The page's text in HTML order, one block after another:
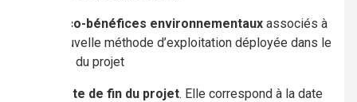
co-bénéfices environnementaux associés à
la nouvelle méthode d’exploitation déployée dans le
cadre du projet
date de fin du projet. Elle correspond à la date